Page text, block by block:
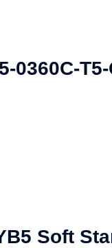
0360C-
Soft